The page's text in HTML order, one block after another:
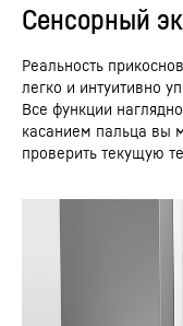
Сенсорный
Реальность
легко и интуитивно
Все функции
касанием пальца вы
проверить текущую